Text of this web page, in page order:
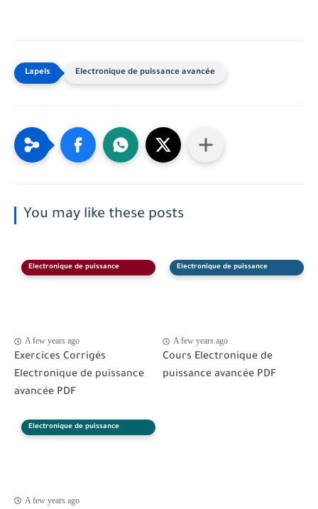
Electronique de puissance avancée
You may like these posts
Electronique de puissance
A few years ago
Exercices Corrigés
Electronique de puissance
avancée PDF
Electronique de puissance
A few years ago
Cours Electronique de
puissance avancée PDF
Electronique de puissance
A few years ago